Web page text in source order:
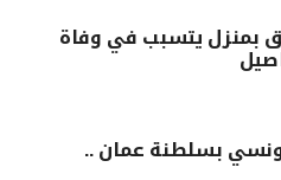
بمنزل يتسبب في وفاة
بسلطنة عمان ..